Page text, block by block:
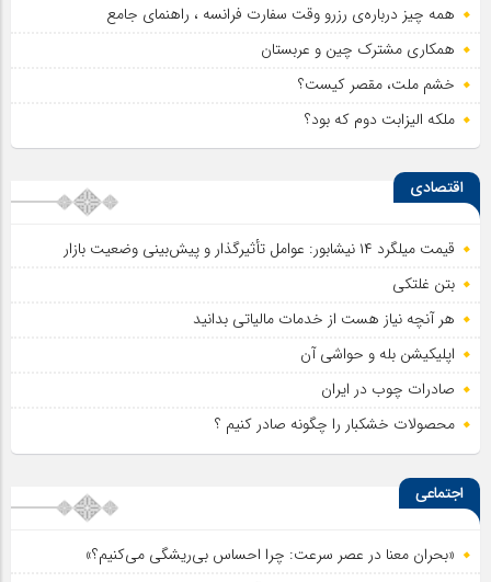
همه چیز درباره‌ی رزرو وقت سفارت فرانسه ، راهنمای جامع
همکاری مشترک چین و عربستان
خشم ملت، مقصر کیست؟
ملکه الیزابت دوم که بود؟
اقتصادی
قیمت میلگرد ۱۴ نیشابور: عوامل تأثیرگذار و پیش‌بینی وضعیت بازار
بتن غلتکی
هر آنچه نیاز هست از خدمات مالیاتی بدانید
اپلیکیشن بله و حواشی آن
صادرات چوب در ایران
محصولات خشکبار را چگونه صادر کنیم ؟
اجتماعی
«بحران معنا در عصر سرعت: چرا احساس بی‌ریشگی می‌کنیم؟»